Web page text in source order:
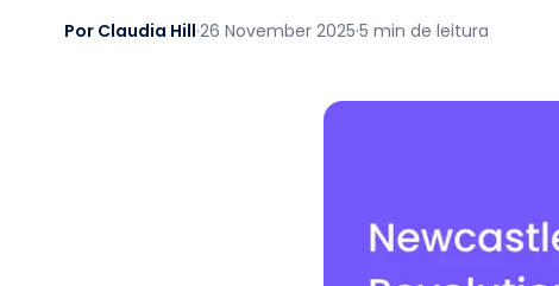
Por Claudia Hill·26 November 2025·5 min de leitura